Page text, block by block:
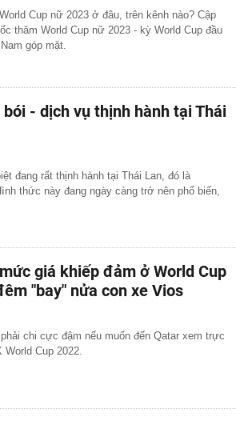
Cup nữ 2023 ở đâu, trên kênh nào? Cập
thăm World Cup nữ 2023 - kỳ World Cup đầu
góp mặt.
- dịch vụ thịnh hành tại Thái
đang rất thịnh hành tại Thái Lan, đó là
thức này đang ngày càng trở nên phổ biến,
giá khiếp đảm ở World Cup
"bay" nửa con xe Vios
chi cực đậm nếu muốn đến Qatar xem trực
World Cup 2022.